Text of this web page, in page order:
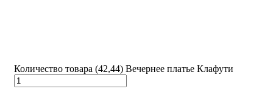
Количество товара (42,44) Вечернее платье Клафути